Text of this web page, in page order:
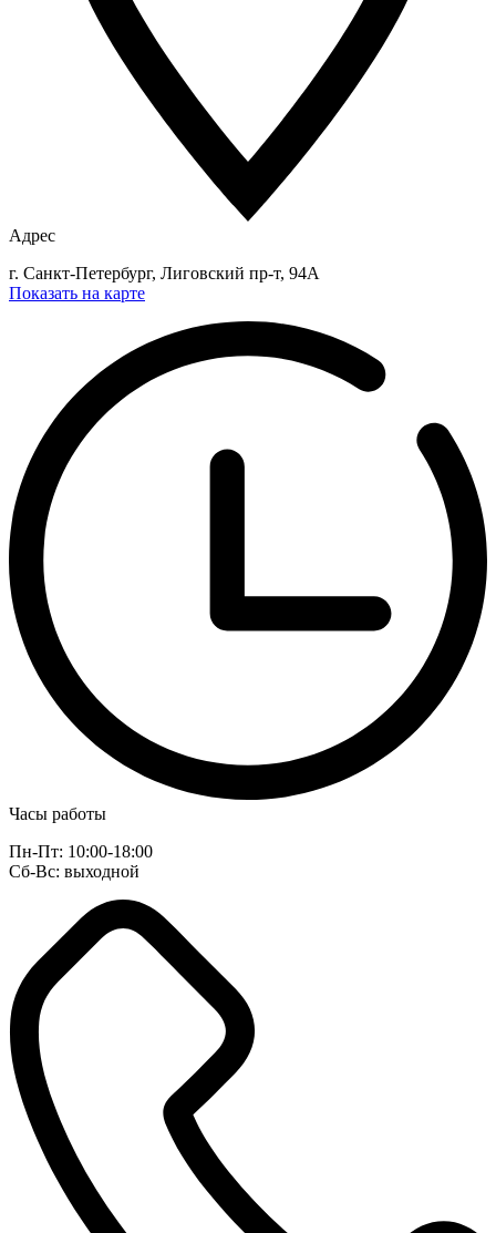
Адрес
г. Санкт-Петербург, Лиговский пр-т, 94А
Показать на карте
Часы работы
Пн-Пт: 10:00-18:00
Сб-Вс: выходной